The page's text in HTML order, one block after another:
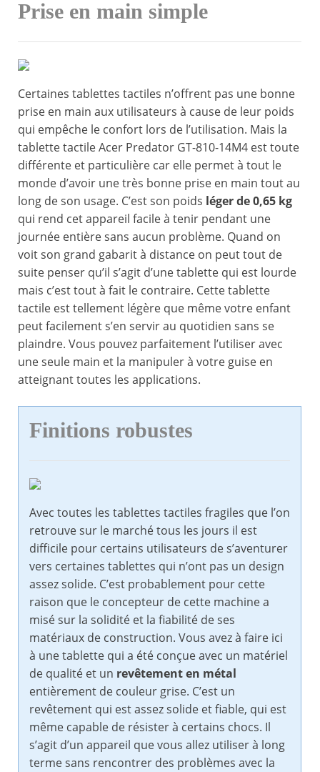
Prise en main simple
Certaines tablettes tactiles n’offrent pas une bonne
prise en main aux utilisateurs à cause de leur poids
qui empêche le confort lors de l’utilisation. Mais la
tablette tactile Acer Predator GT-810-14M4 est toute
différente et particulière car elle permet à tout le
monde d’avoir une très bonne prise en main tout au
long de son usage. C’est son poids léger de 0,65 kg
qui rend cet appareil facile à tenir pendant une
journée entière sans aucun problème. Quand on
voit son grand gabarit à distance on peut tout de
suite penser qu’il s’agit d’une tablette qui est lourde
mais c’est tout à fait le contraire. Cette tablette
tactile est tellement légère que même votre enfant
peut facilement s’en servir au quotidien sans se
plaindre. Vous pouvez parfaitement l’utiliser avec
une seule main et la manipuler à votre guise en
atteignant toutes les applications.
Finitions robustes
Avec toutes les tablettes tactiles fragiles que l’on
retrouve sur le marché tous les jours il est
difficile pour certains utilisateurs de s’aventurer
vers certaines tablettes qui n’ont pas un design
assez solide. C’est probablement pour cette
raison que le concepteur de cette machine a
misé sur la solidité et la fiabilité de ses
matériaux de construction. Vous avez à faire ici
à une tablette qui a été conçue avec un matériel
de qualité et un revêtement en métal
entièrement de couleur grise. C’est un
revêtement qui est assez solide et fiable, qui est
même capable de résister à certains chocs. Il
s’agit d’un appareil que vous allez utiliser à long
terme sans rencontrer des problèmes avec la